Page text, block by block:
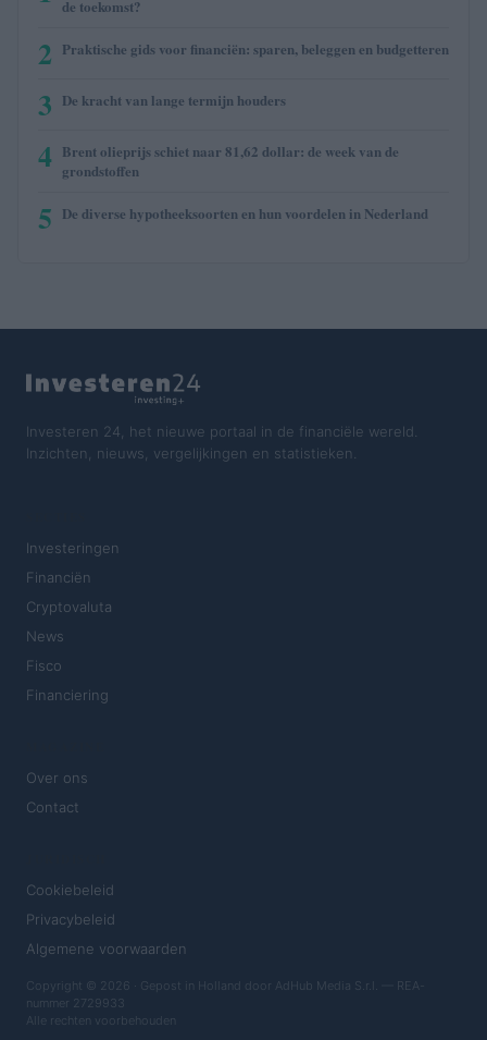
de toekomst?
2 Praktische gids voor financiën: sparen, beleggen en budgetteren
3 De kracht van lange termijn houders
4 Brent olieprijs schiet naar 81,62 dollar: de week van de
grondstoffen
5 De diverse hypotheeksoorten en hun voordelen in Nederland
Investeren 24, het nieuwe portaal in de financiële wereld.
Inzichten, nieuws, vergelijkingen en statistieken.
Investeringen
Financiën
Cryptovaluta
News
Fisco
Financiering
Over ons
Contact
Cookiebeleid
Privacybeleid
Algemene voorwaarden
Copyright © 2026 · Gepost in Holland door AdHub Media S.r.l. — REA-
nummer 2729933
Alle rechten voorbehouden